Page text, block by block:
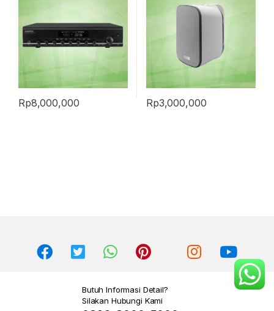
Rp8,000,000 Rp3,000,000
Butuh Informasi Detail?
Silakan Hubungi Kami